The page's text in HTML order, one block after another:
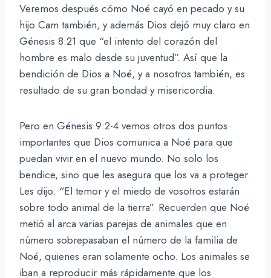
Veremos después cómo Noé cayó en pecado y su
hijo Cam también, y además Dios dejó muy claro en
Génesis 8:21 que “el intento del corazón del
hombre es malo desde su juventud”. Así que la
bendición de Dios a Noé, y a nosotros también, es
resultado de su gran bondad y misericordia.
Pero en Génesis 9:2-4 vemos otros dos puntos
importantes que Dios comunica a Noé para que
puedan vivir en el nuevo mundo. No solo los
bendice, sino que les asegura que los va a proteger.
Les dijo: “El temor y el miedo de vosotros estarán
sobre todo animal de la tierra”. Recuerden que Noé
metió al arca varias parejas de animales que en
número sobrepasaban el número de la familia de
Noé, quienes eran solamente ocho. Los animales se
iban a reproducir más rápidamente que los